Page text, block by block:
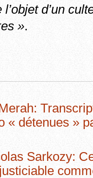
d’un
».
« détenues »
Sarkozy: